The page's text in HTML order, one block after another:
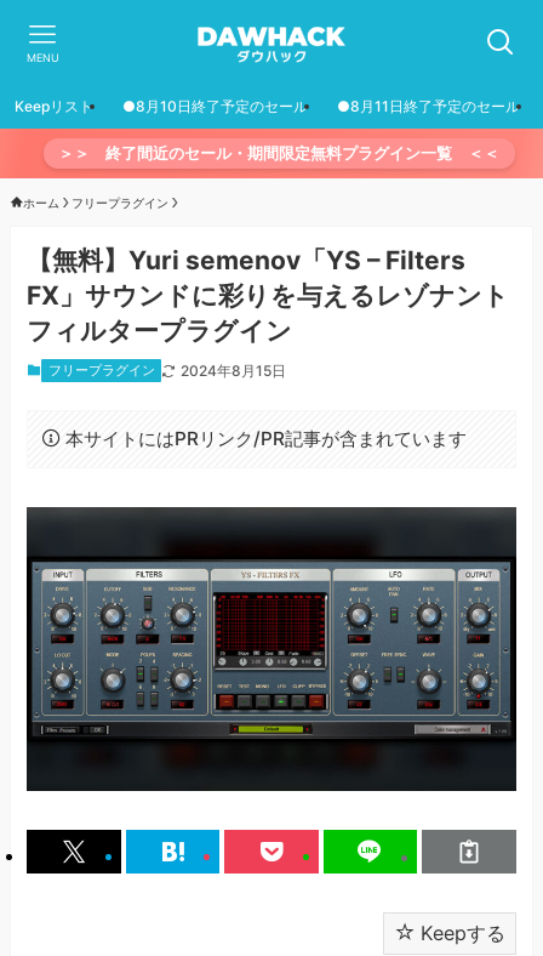
MENU
Keepリスト ●8月10日終了予定のセール ●8月11日終了予定のセール
＞＞ 終了間近のセール・期間限定無料プラグイン一覧 ＜＜
ホーム フリープラグイン
【無料】Yuri semenov「YS – Filters
FX」サウンドに彩りを与えるレゾナント
フィルタープラグイン
フリープラグイン 2024年8月15日
本サイトにはPRリンク/PR記事が含まれています
Keepする